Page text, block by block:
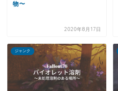
物〜
2020年8月17日
ジャンク